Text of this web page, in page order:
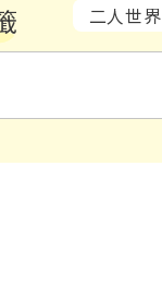
二人世界